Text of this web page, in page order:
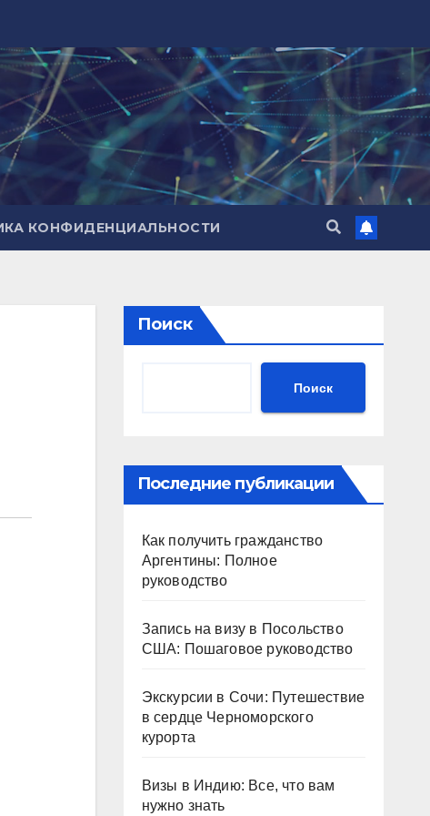
КОНФИДЕНЦИАЛЬНОСТИ
Поиск
Поиск
Последние публикации
Как получить гражданство
Аргентины: Полное
руководство
Запись на визу в Посольство
США: Пошаговое руководство
Экскурсии в Сочи: Путешествие
в сердце Черноморского
курорта
Визы в Индию: Все, что вам
нужно знать